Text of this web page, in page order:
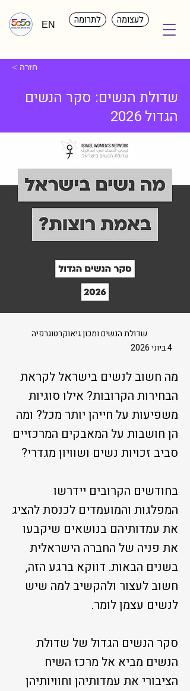
EN לתרומה לעצומה
< חזרה
שדולת הנשים: סקר הנשים
הגדול 2026
שדולת הנשים ומכון גיאוקרטוגרפיה
4 ביוני 2026
מה חשוב לנשים בישראל לקראת
הבחירות הקרובות? אילו סוגיות
משפיעות על חייהן יותר מכל? ומה
הן חושבות על המאבקים המרכזיים
סביב זכויות נשים ושוויון מגדרי?
בחודשים הקרובים יידרשו
המפלגות והמועמדים לכנסת להציג
את עמדותיהם בנושאים שיקבעו
את פניה של החברה הישראלית
בשנים הבאות. דווקא ברגע הזה,
חשוב לעצור ולהקשיב למה שיש
לנשים עצמן לומר.
סקר הנשים הגדול של שדולת
הנשים מביא אל מרכז השיח
הציבורי את עמדותיהן וחוויותיהן